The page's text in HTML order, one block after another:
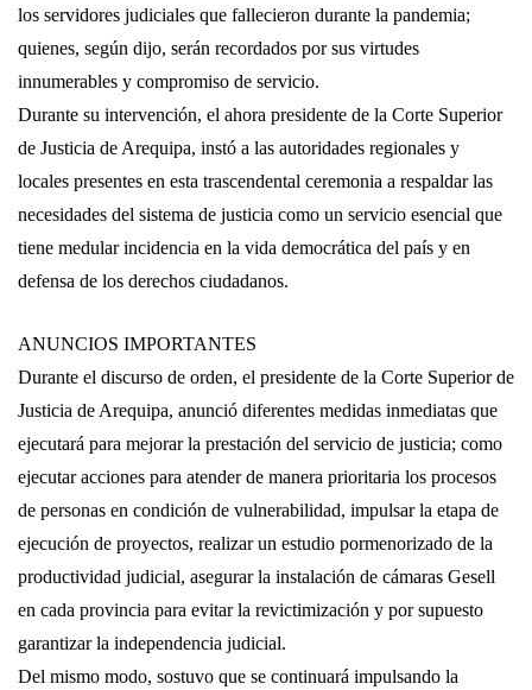
los servidores judiciales que fallecieron durante la pandemia;
quienes, según dijo, serán recordados por sus virtudes
innumerables y compromiso de servicio.
Durante su intervención, el ahora presidente de la Corte Superior
de Justicia de Arequipa, instó a las autoridades regionales y
locales presentes en esta trascendental ceremonia a respaldar las
necesidades del sistema de justicia como un servicio esencial que
tiene medular incidencia en la vida democrática del país y en
defensa de los derechos ciudadanos.
ANUNCIOS IMPORTANTES
Durante el discurso de orden, el presidente de la Corte Superior de
Justicia de Arequipa, anunció diferentes medidas inmediatas que
ejecutará para mejorar la prestación del servicio de justicia; como
ejecutar acciones para atender de manera prioritaria los procesos
de personas en condición de vulnerabilidad, impulsar la etapa de
ejecución de proyectos, realizar un estudio pormenorizado de la
productividad judicial, asegurar la instalación de cámaras Gesell
en cada provincia para evitar la revictimización y por supuesto
garantizar la independencia judicial.
Del mismo modo, sostuvo que se continuará impulsando la